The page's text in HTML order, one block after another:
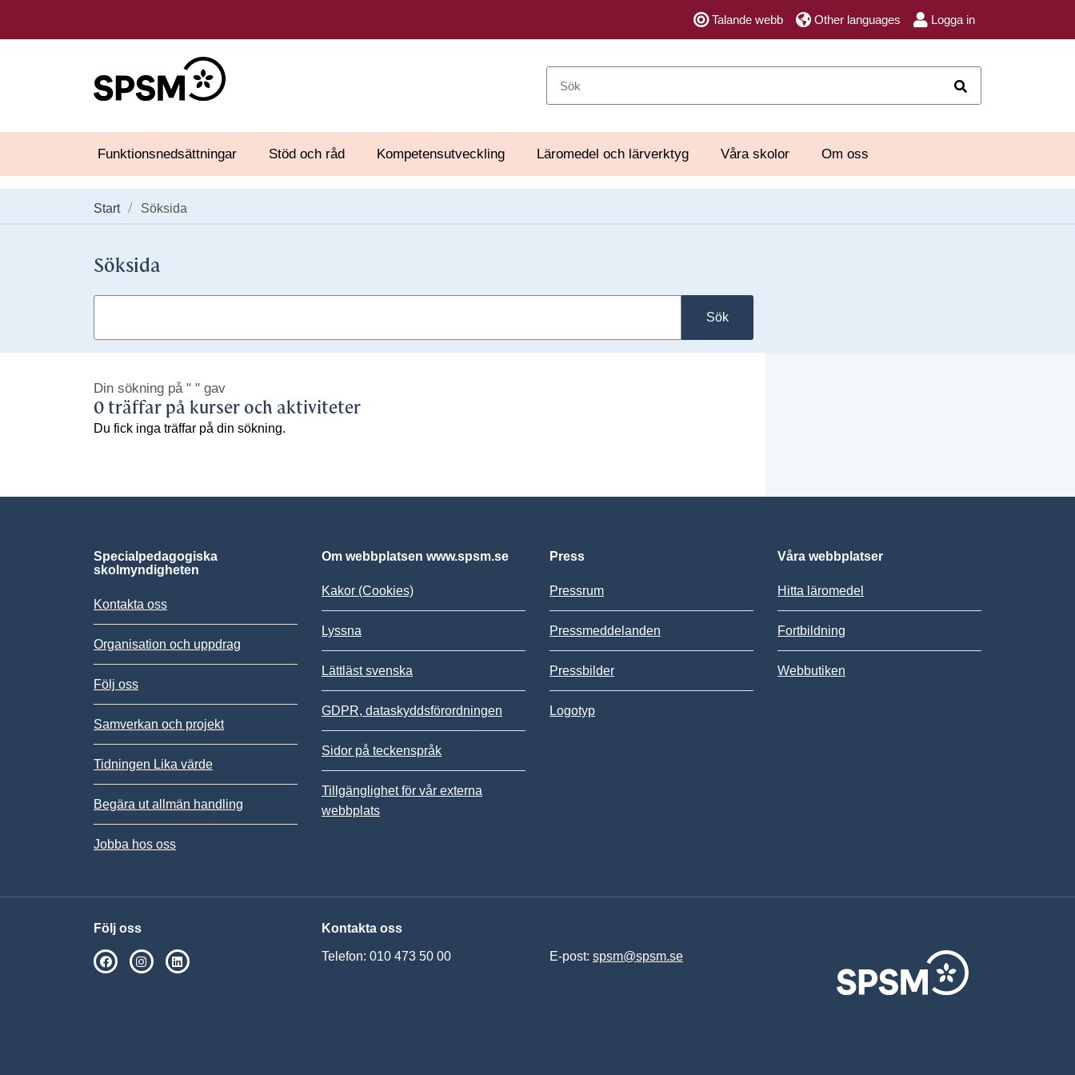
Talande webb Other languages Logga in
Funktionsnedsättningar Stöd och råd Kompetensutveckling Läromedel och lärverktyg Våra skolor Om oss
Start Söksida
Söksida
Sök
Din sökning på " " gav
0 träffar på kurser och aktiviteter
Du fick inga träffar på din sökning.
Specialpedagogiska
skolmyndigheten
Kontakta oss
Organisation och uppdrag
Följ oss
Samverkan och projekt
Tidningen Lika värde
Begära ut allmän handling
Jobba hos oss
Om webbplatsen www.spsm.se
Kakor (Cookies)
Lyssna
Lättläst svenska
GDPR, dataskyddsförordningen
Sidor på teckenspråk
Tillgänglighet för vår externa
webbplats
Press
Pressrum
Pressmeddelanden
Pressbilder
Logotyp
Våra webbplatser
Hitta läromedel
Fortbildning
Webbutiken
Följ oss
SPSM på Facebook
SPSM på Instagram
Kontakta oss
Telefon: 010 473 50 00 E-post: spsm@spsm.se